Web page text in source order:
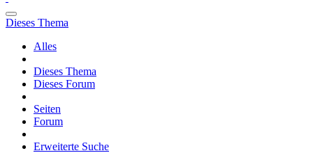
Dieses Thema
Alles
Dieses Thema
Dieses Forum
Seiten
Forum
Erweiterte Suche